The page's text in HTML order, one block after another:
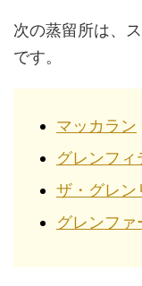
次の蒸留所は、
です。
マッカラン
グレンフィ
ザ・グレン
グレンファ